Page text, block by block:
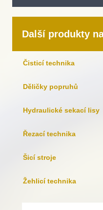
Další produkty
Čisticí technika
Děličky popruhů
Hydraulické sekací lisy
Řezací technika
Šicí stroje
Žehlicí technika